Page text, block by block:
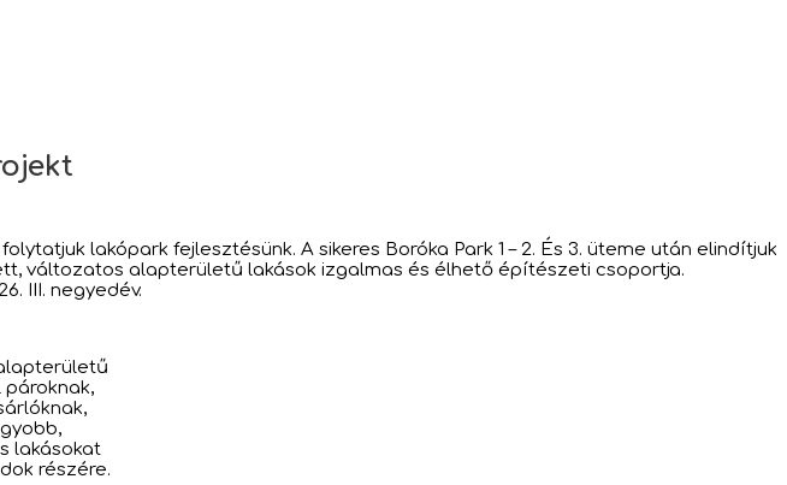
lakópark fejlesztésünk. A sikeres Boróka Park 1 – 2. És 3. üteme után elindítjuk
változatos alapterületű lakások izgalmas és élhető építészeti csoportja.
III. negyedév.
lakásokat
részére.